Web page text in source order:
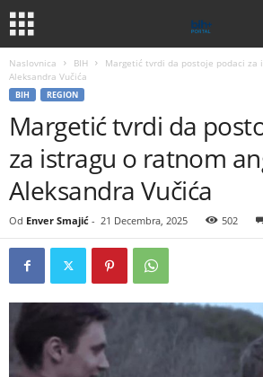
Naslovnica BIH
Margetić tvrdi da postoje podaci za
Aleksandra Vučića
BIH REGION
Margetić tvrdi da
za istragu o ratnom
Aleksandra Vučića
Od Enver Smajić - 21 Decembra, 2025 502